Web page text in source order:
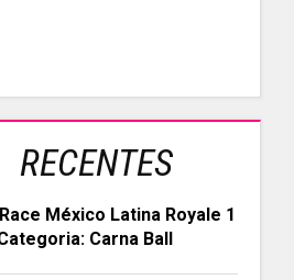
RECENTES
México Latina Royale 1
Carna Ball